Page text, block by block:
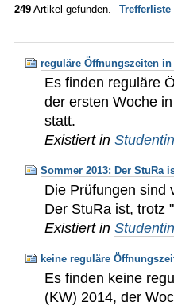
249 Artikel gefunden.
reguläre Öffnungszeiten in
Es finden reguläre
der ersten Woche
statt.
Existiert in
Sommer 2013: Der StuRa
Die Prüfungen sind
Der StuRa ist, trotz
Existiert in
keine reguläre
Es finden keine
(KW) 2014, der